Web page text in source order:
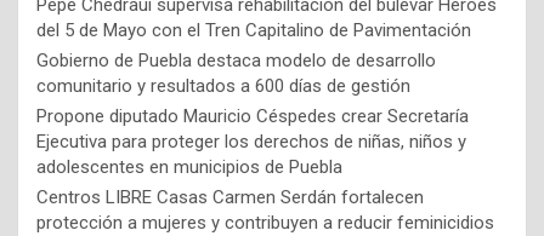
Pepe Chedraui supervisa rehabilitación del bulevar Héroes
del 5 de Mayo con el Tren Capitalino de Pavimentación
Gobierno de Puebla destaca modelo de desarrollo
comunitario y resultados a 600 días de gestión
Propone diputado Mauricio Céspedes crear Secretaría
Ejecutiva para proteger los derechos de niñas, niños y
adolescentes en municipios de Puebla
Centros LIBRE Casas Carmen Serdán fortalecen
protección a mujeres y contribuyen a reducir feminicidios